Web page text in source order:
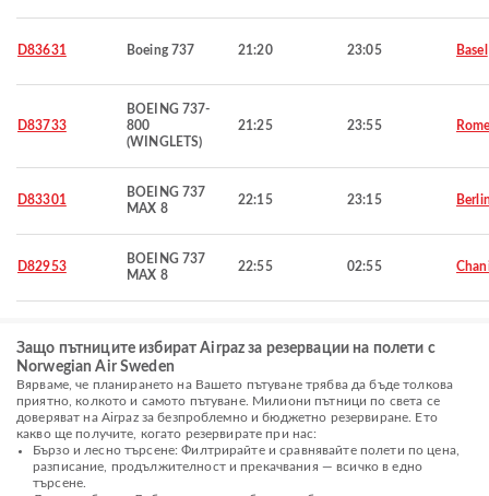
D83631 Boeing 737 21:20 23:05 Basel
D83733
BOEING 737-
800
(WINGLETS)
21:25 23:55
D83301
BOEING 737
MAX 8
22:15 23:15
D82953
BOEING 737
MAX 8
22:55 02:55
Защо пътниците избират Airpaz за резервации на полети с
Norwegian Air Sweden
Вярваме, че планирането на Вашето пътуване трябва да бъде толкова
приятно, колкото и самото пътуване. Милиони пътници по света се
доверяват на Airpaz за безпроблемно и бюджетно резервиране. Ето
какво ще получите, когато резервирате при нас:
Бързо и лесно търсене: Филтрирайте и сравнявайте полети по цена,
разписание, продължителност и прекачвания — всичко в едно
търсене.